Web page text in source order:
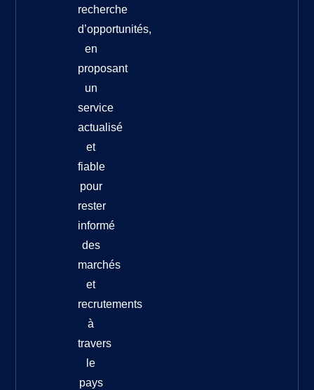
recherche
d’opportunités,
en
proposant
un
service
actualisé
et
fiable
pour
rester
informé
des
marchés
et
recrutements
à
travers
le
pays